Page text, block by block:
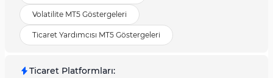
Volatilite MT5 Göstergeleri
Ticaret Yardımcısı MT5 Göstergeleri
Ticaret Platformları: